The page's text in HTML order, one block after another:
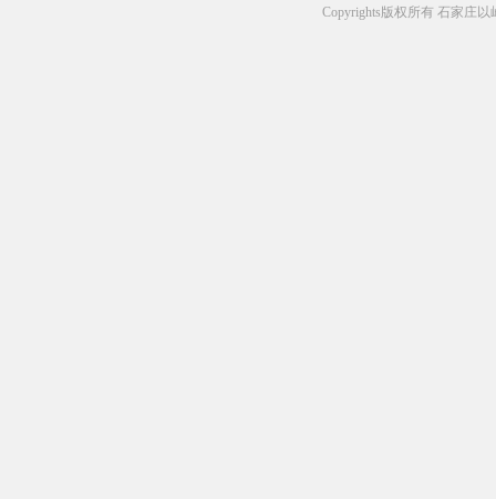
Copyrights版权所有 石家庄